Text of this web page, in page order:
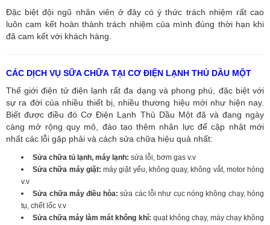
Đặc biệt đội ngũ nhân viên ở đây có ý thức trách nhiệm rất cao
luôn cam kết hoàn thành trách nhiệm của mình đúng thời hạn khi
đã cam kết với khách hàng.
CÁC DỊCH VỤ SỮA CHỮA TẠI CƠ ĐIỆN LẠNH THỦ DẦU MỘT
Thế giới điện tử điện lạnh rất đa dạng và phong phú, đặc biệt với
sự ra đời của nhiều thiết bị, nhiều thương hiệu mới như hiện nay.
Biết được điều đó Cơ Điện Lạnh Thủ Dầu Một đã và đang ngày
càng mở rộng quy mô, đào tạo thêm nhân lực để cập nhật mới
nhất các lỗi gặp phải và cách sửa chữa hiệu quả nhất:
Sửa chữa tủ lạnh, máy lạnh: sửa lỗi, bơm gas v.v
Sửa chữa máy giặt:máy giặt yếu, không quay, không vắt, motor hỏng
v.v
Sửa chữa máy điều hòa: sửa các lỗi như cục nóng không chạy, hỏng
tụ, chết lốc v.v
Sửa chữa máy làm mát không khí: quạt không chạy, máy chạy không